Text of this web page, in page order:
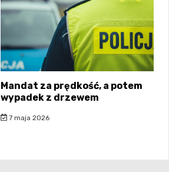
Mandat za prędkość, a potem
wypadek z drzewem
7 maja 2026